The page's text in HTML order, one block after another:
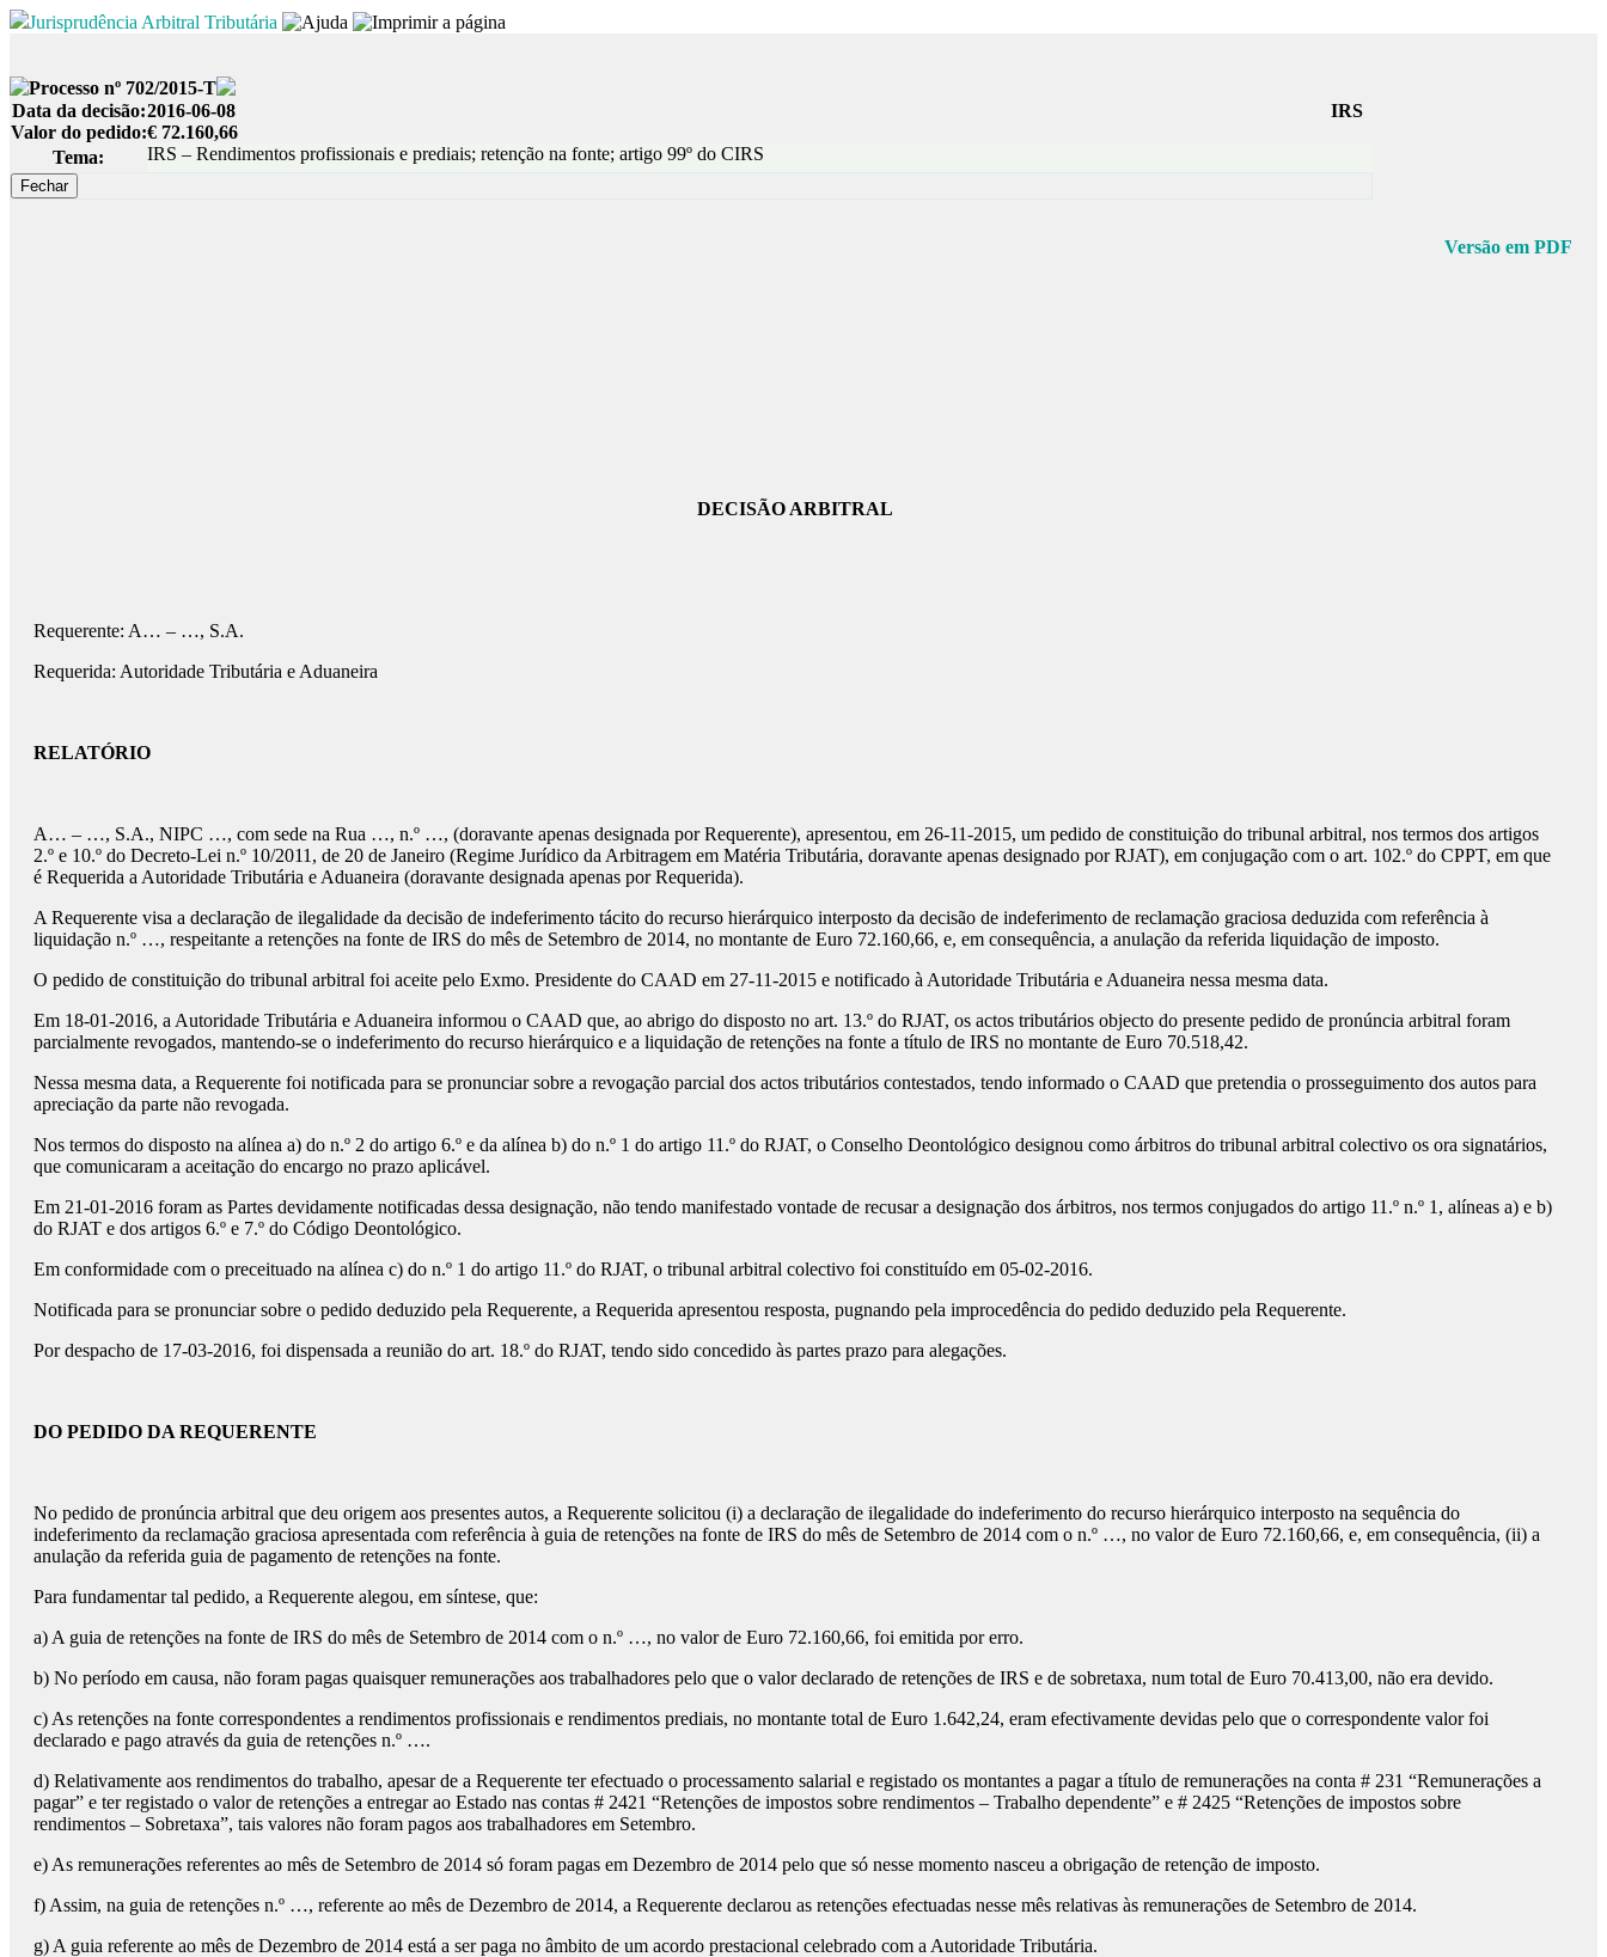
Jurisprudência Arbitral Tributária
Processo nº 702/2015-T
Data da decisão:2016-06-08
IRS
Valor do pedido:€ 72.160,66
Tema:
IRS – Rendimentos profissionais e prediais; retenção na fonte; artigo 99º do CIRS
Versão em PDF
DECISÃO ARBITRAL
Requerente: A… – …, S.A.
Requerida: Autoridade Tributária e Aduaneira
RELATÓRIO
A… – …, S.A., NIPC …, com sede na Rua …, n.º …, (doravante apenas designada por Requerente), apresentou, em 26-11-2015, um pedido de constituição do tribunal arbitral, nos termos dos artigos
2.º e 10.º do Decreto-Lei n.º 10/2011, de 20 de Janeiro (Regime Jurídico da Arbitragem em Matéria Tributária, doravante apenas designado por RJAT), em conjugação com o art. 102.º do CPPT, em que
é Requerida a Autoridade Tributária e Aduaneira (doravante designada apenas por Requerida).
A Requerente visa a declaração de ilegalidade da decisão de indeferimento tácito do recurso hierárquico interposto da decisão de indeferimento de reclamação graciosa deduzida com referência à
liquidação n.º …, respeitante a retenções na fonte de IRS do mês de Setembro de 2014, no montante de Euro 72.160,66, e, em consequência, a anulação da referida liquidação de imposto.
O pedido de constituição do tribunal arbitral foi aceite pelo Exmo. Presidente do CAAD em 27-11-2015 e notificado à Autoridade Tributária e Aduaneira nessa mesma data.
Em 18-01-2016, a Autoridade Tributária e Aduaneira informou o CAAD que, ao abrigo do disposto no art. 13.º do RJAT, os actos tributários objecto do presente pedido de pronúncia arbitral foram
parcialmente revogados, mantendo-se o indeferimento do recurso hierárquico e a liquidação de retenções na fonte a título de IRS no montante de Euro 70.518,42.
Nessa mesma data, a Requerente foi notificada para se pronunciar sobre a revogação parcial dos actos tributários contestados, tendo informado o CAAD que pretendia o prosseguimento dos autos para
apreciação da parte não revogada.
Nos termos do disposto na alínea a) do n.º 2 do artigo 6.º e da alínea b) do n.º 1 do artigo 11.º do RJAT, o Conselho Deontológico designou como árbitros do tribunal arbitral colectivo os ora signatários,
que comunicaram a aceitação do encargo no prazo aplicável.
Em 21-01-2016 foram as Partes devidamente notificadas dessa designação, não tendo manifestado vontade de recusar a designação dos árbitros, nos termos conjugados do artigo 11.º n.º 1, alíneas a) e b)
do RJAT e dos artigos 6.º e 7.º do Código Deontológico.
Em conformidade com o preceituado na alínea c) do n.º 1 do artigo 11.º do RJAT, o tribunal arbitral colectivo foi constituído em 05-02-2016.
Notificada para se pronunciar sobre o pedido deduzido pela Requerente, a Requerida apresentou resposta, pugnando pela improcedência do pedido deduzido pela Requerente.
Por despacho de 17-03-2016, foi dispensada a reunião do art. 18.º do RJAT, tendo sido concedido às partes prazo para alegações.
DO PEDIDO DA REQUERENTE
No pedido de pronúncia arbitral que deu origem aos presentes autos, a Requerente solicitou (i) a declaração de ilegalidade do indeferimento do recurso hierárquico interposto na sequência do
indeferimento da reclamação graciosa apresentada com referência à guia de retenções na fonte de IRS do mês de Setembro de 2014 com o n.º …, no valor de Euro 72.160,66, e, em consequência, (ii) a
anulação da referida guia de pagamento de retenções na fonte.
Para fundamentar tal pedido, a Requerente alegou, em síntese, que:
a) A guia de retenções na fonte de IRS do mês de Setembro de 2014 com o n.º …, no valor de Euro 72.160,66, foi emitida por erro.
b) No período em causa, não foram pagas quaisquer remunerações aos trabalhadores pelo que o valor declarado de retenções de IRS e de sobretaxa, num total de Euro 70.413,00, não era devido.
c) As retenções na fonte correspondentes a rendimentos profissionais e rendimentos prediais, no montante total de Euro 1.642,24, eram efectivamente devidas pelo que o correspondente valor foi
declarado e pago através da guia de retenções n.º ….
d) Relativamente aos rendimentos do trabalho, apesar de a Requerente ter efectuado o processamento salarial e registado os montantes a pagar a título de remunerações na conta # 231 “Remunerações a
pagar” e ter registado o valor de retenções a entregar ao Estado nas contas # 2421 “Retenções de impostos sobre rendimentos – Trabalho dependente” e # 2425 “Retenções de impostos sobre
rendimentos – Sobretaxa”, tais valores não foram pagos aos trabalhadores em Setembro.
e) As remunerações referentes ao mês de Setembro de 2014 só foram pagas em Dezembro de 2014 pelo que só nesse momento nasceu a obrigação de retenção de imposto.
f) Assim, na guia de retenções n.º …, referente ao mês de Dezembro de 2014, a Requerente declarou as retenções efectuadas nesse mês relativas às remunerações de Setembro de 2014.
g) A guia referente ao mês de Dezembro de 2014 está a ser paga no âmbito de um acordo prestacional celebrado com a Autoridade Tributária.